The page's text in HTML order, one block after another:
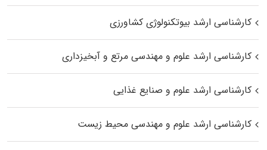
کارشناسی ارشد بیوتکنولوژی کشاورزی
کارشناسی ارشد علوم و مهندسی مرتع و آبخیزداری
کارشناسی ارشد علوم و صنایع غذایی
کارشناسی ارشد علوم و مهندسی محیط زیست